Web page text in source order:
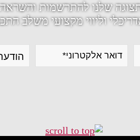
שלנו להתרשמות
וליווי מקצועי משלב